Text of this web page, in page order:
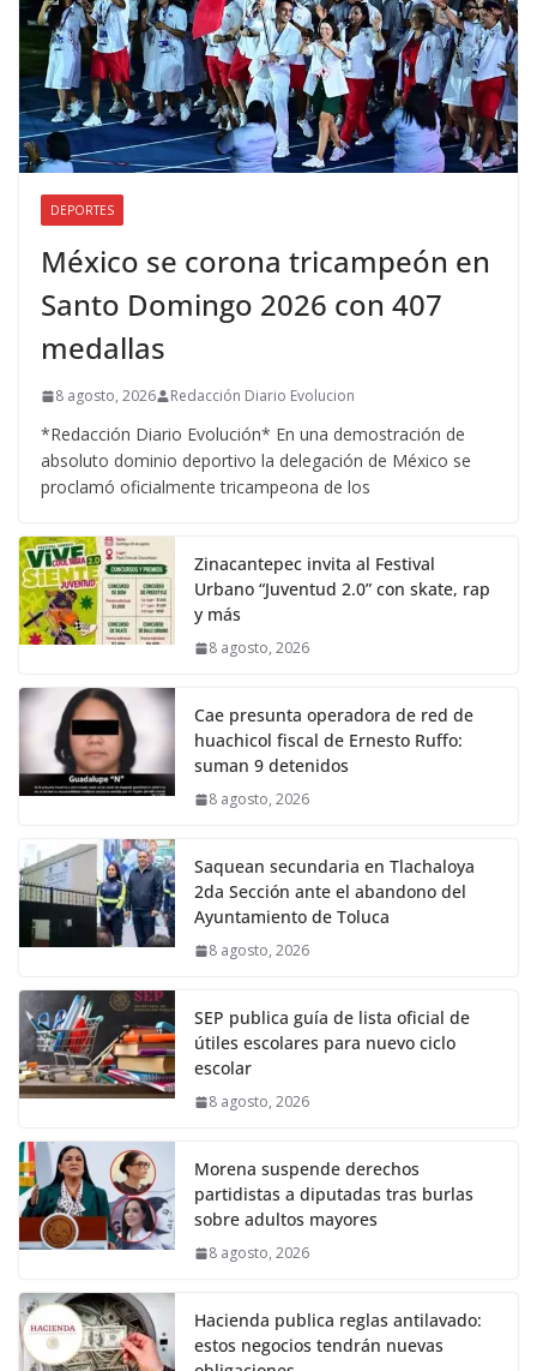
DEPORTES
México se corona tricampeón en
Santo Domingo 2026 con 407
medallas
8 agosto, 2026 Redacción Diario Evolucion
*Redacción Diario Evolución* En una demostración de
absoluto dominio deportivo la delegación de México se
proclamó oficialmente tricampeona de los
Zinacantepec invita al Festival
Urbano “Juventud 2.0” con skate, rap
y más
8 agosto, 2026
Cae presunta operadora de red de
huachicol fiscal de Ernesto Ruffo:
suman 9 detenidos
8 agosto, 2026
Saquean secundaria en Tlachaloya
2da Sección ante el abandono del
Ayuntamiento de Toluca
8 agosto, 2026
SEP publica guía de lista oficial de
útiles escolares para nuevo ciclo
escolar
8 agosto, 2026
Morena suspende derechos
partidistas a diputadas tras burlas
sobre adultos mayores
8 agosto, 2026
Hacienda publica reglas antilavado:
estos negocios tendrán nuevas